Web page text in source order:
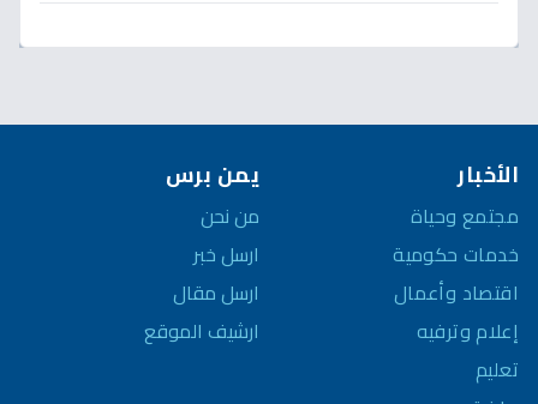
الأخبار
مجتمع وحياة
خدمات حكومية
اقتصاد وأعمال
إعلام وترفيه
تعليم
يمن برس
من نحن
ارسل خبر
ارسل مقال
ارشيف الموقع